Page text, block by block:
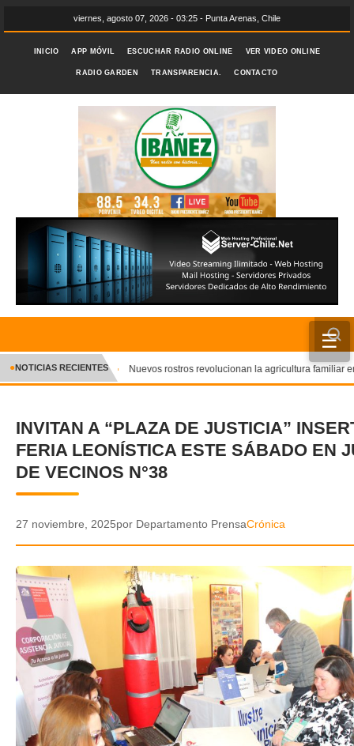
viernes, agosto 07, 2026 - 03:25 - Punta Arenas, Chile
INICIO APP MÓVIL ESCUCHAR RADIO ONLINE VER VIDEO ONLINE
RADIO GARDEN TRANSPARENCIA. CONTACTO
☰
INICIO
CRÓNICA
DEPORTES
ENTRETENIMIENTO Y CULTURA
VIDEOS
GALERIA DE FOTOS
APP MÓVIL
TRANSPARENCIA
✕
●NOTICIAS RECIENTES Nuevos rostros revolucionan la agricultura familiar
INVITAN A “PLAZA DE JUSTICIA”
FERIA LEONÍSTICA ESTE SÁBADO EN
DE VECINOS N°38
27 noviembre, 2025por Departamento PrensaCrónica